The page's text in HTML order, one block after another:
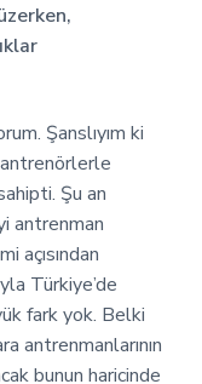
Şanslıyım ki
Şu an
antrenman
açısından
Türkiye’de
fark yok. Belki
antrenmanlarının
bunun haricinde